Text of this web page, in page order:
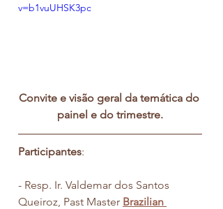
v=b1vuUHSK3pc
Convite e visão geral da temática do
painel e do trimestre.
Participantes:
- Resp. Ir. Valdemar dos Santos
Queiroz, Past Master Brazilian